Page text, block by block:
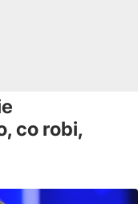
co robi,